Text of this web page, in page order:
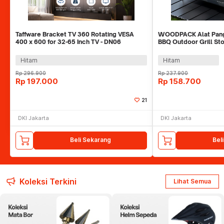
Taffware Bracket TV 360 Rotating VESA
400 x 600 for 32-65 Inch TV - DN06
Hitam
Rp296.900
Rp 197.000
21
DKI Jakarta
Beli Sekarang
WOODPACK Alat
BBQ Outdoor Grill
Hitam
Rp237.900
Rp158.700
DKI Jakarta
Koleksi Terkini Lihat Semua